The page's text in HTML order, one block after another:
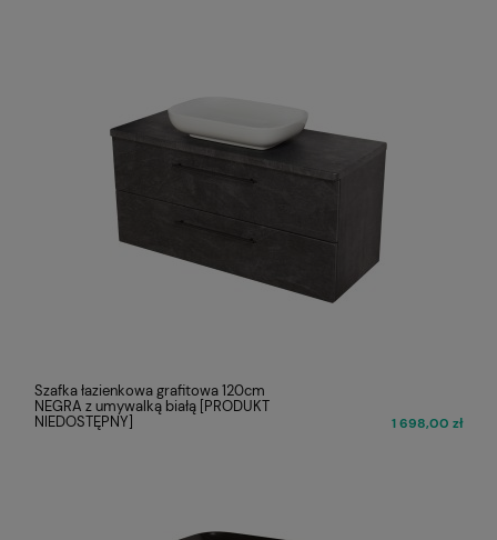
Szafka łazienkowa grafitowa 120cm
NEGRA z umywalką białą [PRODUKT
NIEDOSTĘPNY]
1 698,00 zł